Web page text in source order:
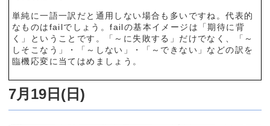
単純に一語一訳だと通用しない場合も多いですね。代表的
なものはfailでしょう。failの基本イメージは「期待に背
く」ということです。「～に失敗する」だけでなく、「～
しそこなう」・「～しない」・「～できない」などの訳を
臨機応変に当てはめましょう。
7月19日(日)